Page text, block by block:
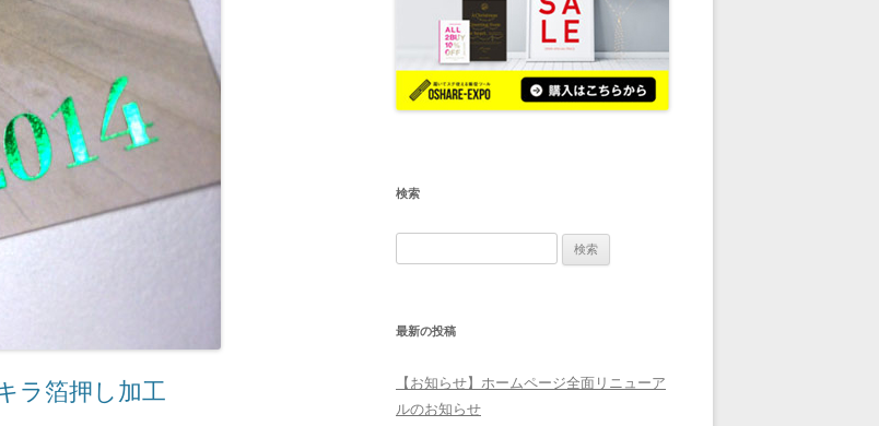
ラ箔押し加工
検索
最新の投稿
【お知らせ】ホームページ全面リニューア
ルのお知らせ